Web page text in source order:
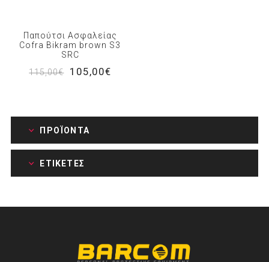
Παπούτσι Ασφαλείας
Cofra Bikram brown S3
SRC
115,00€
105,00€
ΠΡΟΪΌΝΤΑ
ΕΤΙΚΈΤΕΣ